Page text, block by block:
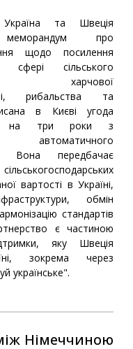
та Швеція
меморандум про
щодо посилення
сфері сільського
харчової
рибальства та
в Києві угода
на три роки з
автоматичного
Вона передбачає
вартості в Україні,
обмін
стандартів
є частиною
яку Швеція
зокрема через
українське".
Німеччиною